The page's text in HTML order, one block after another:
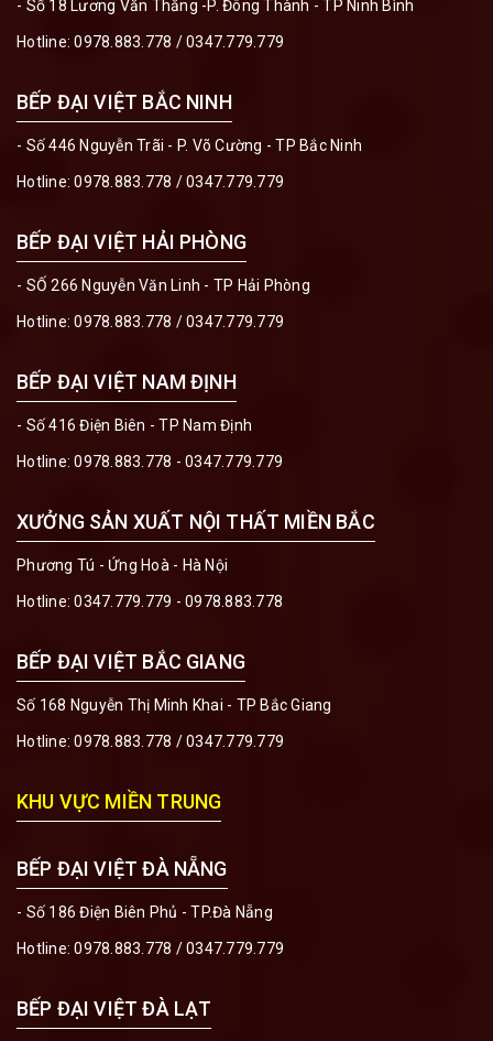
- Số 18 Lương Văn Thăng -P. Đông Thành - TP Ninh Bình
Hotline:0978.883.778 /0347.779.779
BẾP ĐẠI VIỆT BẮC NINH
- Số 446 Nguyễn Trãi - P. Võ Cường - TP Bắc Ninh
Hotline:0978.883.778 /0347.779.779
BẾP ĐẠI VIỆT HẢI PHÒNG
- SỐ 266 Nguyễn Văn Linh - TP Hải Phòng
Hotline:0978.883.778 /0347.779.779
BẾP ĐẠI VIỆT NAM ĐỊNH
- Số 416 Điện Biên - TP Nam Định
Hotline:0978.883.778 - 0347.779.779
XƯỞNG SẢN XUẤT NỘI THẤT MIỀN BẮC
Phương Tú - Ứng Hoà - Hà Nội
Hotline:0347.779.779 - 0978.883.778
BẾP ĐẠI VIỆT BẮC GIANG
Số 168 Nguyễn Thị Minh Khai - TP Bắc Giang
Hotline:0978.883.778 /0347.779.779
KHU VỰC MIỀN TRUNG
BẾP ĐẠI VIỆT ĐÀ NẴNG
- Số 186 Điện Biên Phủ - TP.Đà Nẵng
Hotline:0978.883.778 /0347.779.779
BẾP ĐẠI VIỆT ĐÀ LẠT